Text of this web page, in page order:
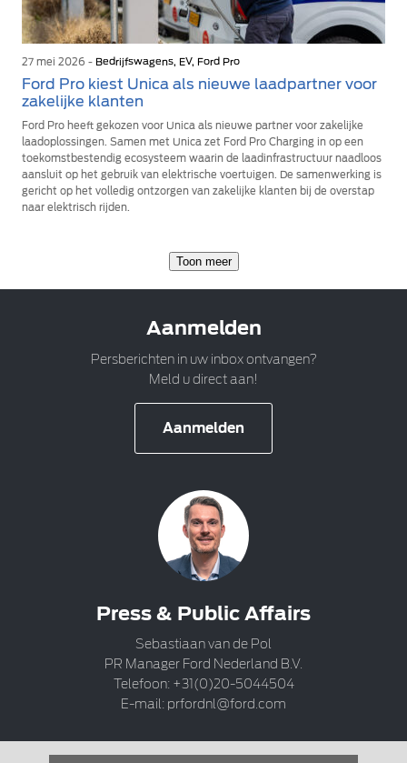
27 mei 2026 - Bedrijfswagens, EV, Ford Pro
Ford Pro kiest Unica als nieuwe laadpartner voor
zakelijke klanten
Ford Pro heeft gekozen voor Unica als nieuwe partner voor zakelijke
laadoplossingen. Samen met Unica zet Ford Pro Charging in op een
toekomstbestendig ecosysteem waarin de laadinfrastructuur naadloos
aansluit op het gebruik van elektrische voertuigen. De samenwerking is
gericht op het volledig ontzorgen van zakelijke klanten bij de overstap
naar elektrisch rijden.
Toon meer
Aanmelden
Persberichten in uw inbox ontvangen?
Meld u direct aan!
Aanmelden
Press & Public Affairs
Sebastiaan van de Pol
PR Manager Ford Nederland B.V.
Telefoon: +31(0)20-5044504
E-mail: prfordnl@ford.com